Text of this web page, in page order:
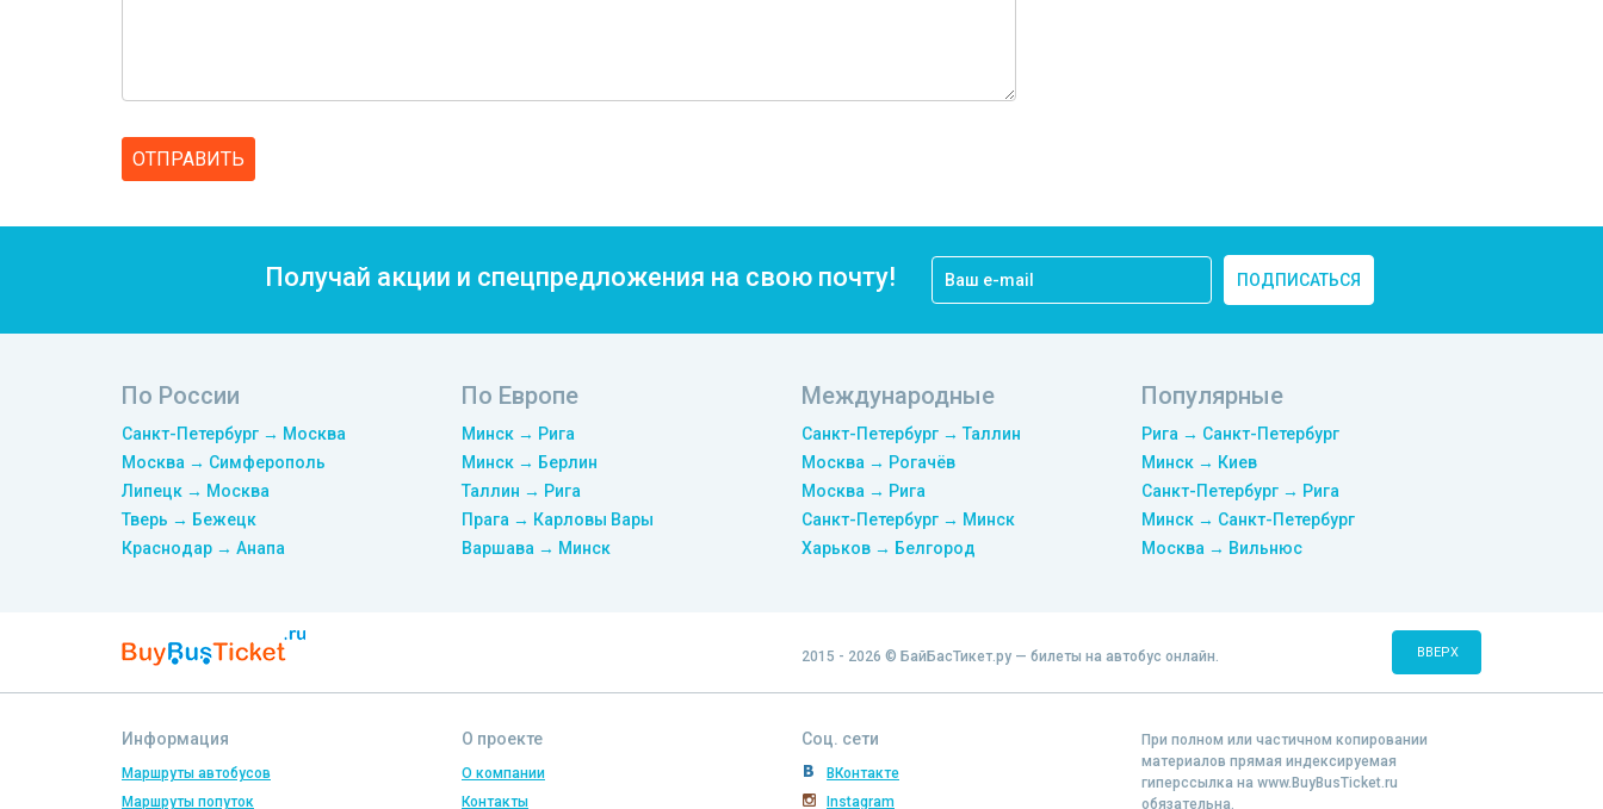
Получай акции и спецпредложения на свою почту! ПОДПИСАТЬСЯ
По России
Санкт-Петербург → Москва
Москва → Симферополь
Липецк → Москва
Тверь → Бежецк
Краснодар → Анапа
По Европе
Минск → Рига
Минск → Берлин
Таллин → Рига
Прага → Карловы Вары
Варшава → Минск
Международные
Санкт-Петербург → Таллин
Москва → Рогачёв
Москва → Рига
Санкт-Петербург → Минск
Харьков → Белгород
Популярные
Рига → Санкт-Петербург
Минск → Киев
Санкт-Петербург → Рига
Минск → Санкт-Петербург
Москва → Вильнюс
2015 - 2026 © БайБасТикет.ру — билеты на автобус онлайн. ВВЕРХ
Информация
Маршруты автобусов
Маршруты попуток
О проекте
О компании
Контакты
Соц. сети
ВКонтакте
Instagram
При полном или частичном копировании
материалов прямая индексируемая
гиперссылка на www.BuyBusTicket.ru
обязательна.